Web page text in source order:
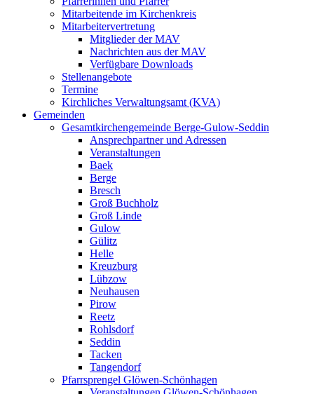
Mitarbeitende im Kirchenkreis
Mitarbeitervertretung
Mitglieder der MAV
Nachrichten aus der MAV
Verfügbare Downloads
Stellenangebote
Termine
Kirchliches Verwaltungsamt (KVA)
Gemeinden
Gesamtkirchengemeinde Berge-Gulow-Seddin
Ansprechpartner und Adressen
Veranstaltungen
Baek
Berge
Bresch
Groß Buchholz
Groß Linde
Gulow
Gülitz
Helle
Kreuzburg
Lübzow
Neuhausen
Pirow
Reetz
Rohlsdorf
Seddin
Tacken
Tangendorf
Pfarrsprengel Glöwen-Schönhagen